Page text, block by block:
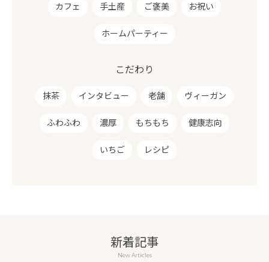
カフェ 手土産 ご褒美 お祝い
ホームパーティー
こだわり
抹茶 インタビュー 老舗 ヴィーガン
ふわふわ 濃厚 もちもち 健康志向
いちご レシピ
新着記事
New Articles